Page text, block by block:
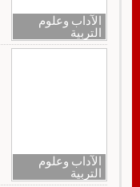
الآداب وعلوم
التربية
الآداب وعلوم
التربية